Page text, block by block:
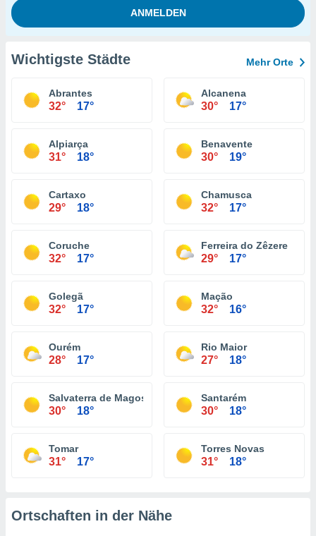
Wichtigste Städte Mehr Orte
Abrantes
32° 17°
Alcanena
30° 17°
Alpiarça
31° 18°
Benavente
30° 19°
Cartaxo
29° 18°
Chamusca
32° 17°
Coruche
32° 17°
Ferreira do Zêzere
29° 17°
Golegã
32° 17°
Mação
32° 16°
Ourém
28° 17°
Rio Maior
27° 18°
Salvaterra de Magos
30° 18°
Santarém
30° 18°
Tomar
31° 17°
Torres Novas
31° 18°
Ortschaften in der Nähe